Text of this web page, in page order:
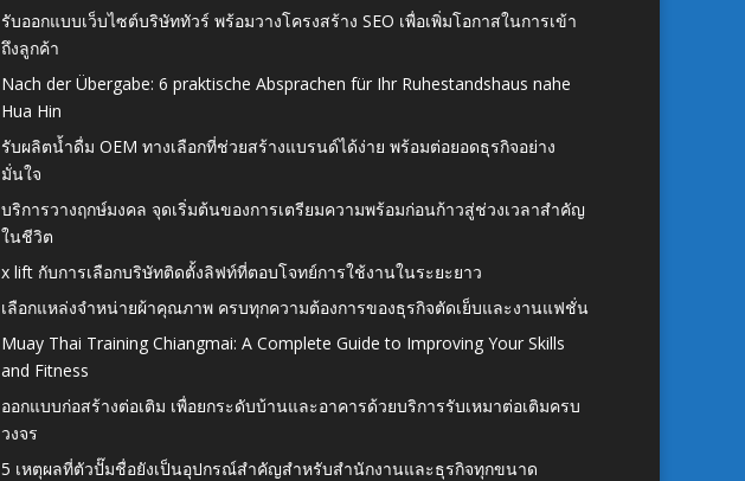
รับออกแบบเว็บไซต์บริษัททัวร์ พร้อมวางโครงสร้าง SEO เพื่อเพิ่มโอกาสในการเข้า
ถึงลูกค้า
Nach der Übergabe: 6 praktische Absprachen für Ihr Ruhestandshaus nahe
Hua Hin
รับผลิตน้ำดื่ม OEM ทางเลือกที่ช่วยสร้างแบรนด์ได้ง่าย พร้อมต่อยอดธุรกิจอย่าง
มั่นใจ
บริการวางฤกษ์มงคล จุดเริ่มต้นของการเตรียมความพร้อมก่อนก้าวสู่ช่วงเวลาสำคัญ
ในชีวิต
x lift กับการเลือกบริษัทติดตั้งลิฟท์ที่ตอบโจทย์การใช้งานในระยะยาว
เลือกแหล่งจำหน่ายผ้าคุณภาพ ครบทุกความต้องการของธุรกิจตัดเย็บและงานแฟชั่น
Muay Thai Training Chiangmai: A Complete Guide to Improving Your Skills
and Fitness
ออกแบบก่อสร้างต่อเติม เพื่อยกระดับบ้านและอาคารด้วยบริการรับเหมาต่อเติมครบ
วงจร
5 เหตุผลที่ตัวปั๊มชื่อยังเป็นอุปกรณ์สำคัญสำหรับสำนักงานและธุรกิจทุกขนาด